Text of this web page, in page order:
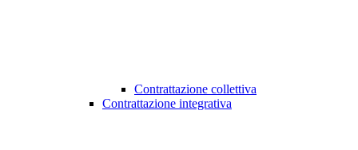
Contrattazione collettiva
Contrattazione integrativa